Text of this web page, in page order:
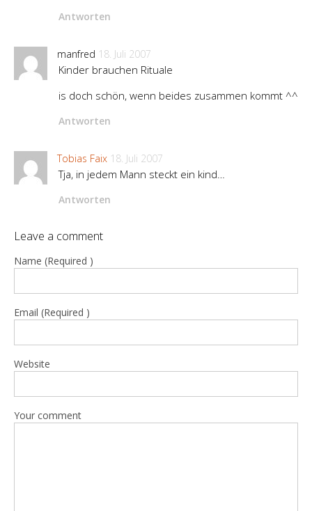
Antworten
manfred 18. Juli 2007
Kinder brauchen Rituale
is doch schön, wenn beides zusammen kommt ^^
Antworten
Tobias Faix 18. Juli 2007
Tja, in jedem Mann steckt ein kind…
Antworten
Leave a comment
Name (Required )
Email (Required )
Website
Your comment